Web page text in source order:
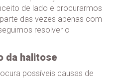
de lado e procurarmos
das vezes apenas com
resolver o
da halitose
possíveis causas de